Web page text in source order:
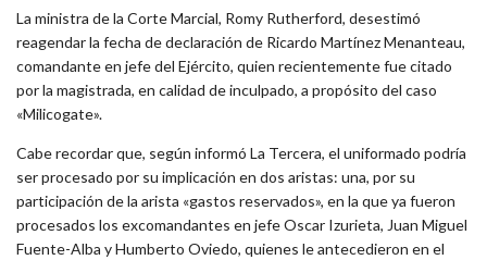
La ministra de la Corte Marcial, Romy Rutherford, desestimó
reagendar la fecha de declaración de Ricardo Martínez Menanteau,
comandante en jefe del Ejército, quien recientemente fue citado
por la magistrada, en calidad de inculpado, a propósito del caso
«Milicogate».
Cabe recordar que, según informó La Tercera, el uniformado podría
ser procesado por su implicación en dos aristas: una, por su
participación de la arista «gastos reservados», en la que ya fueron
procesados los excomandantes en jefe Oscar Izurieta, Juan Miguel
Fuente-Alba y Humberto Oviedo, quienes le antecedieron en el